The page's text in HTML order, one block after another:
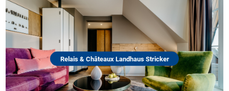
Relais & Châteaux Landhaus Stricker